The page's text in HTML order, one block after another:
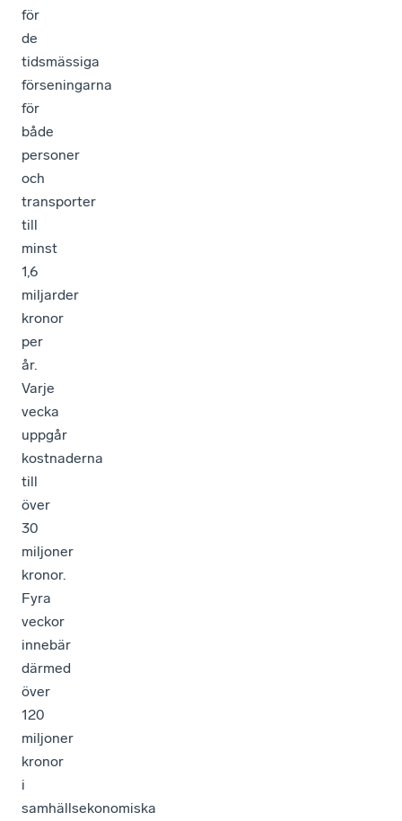
för
de
tidsmässiga
förseningarna
för
både
personer
och
transporter
till
minst
1,6
miljarder
kronor
per
år.
Varje
vecka
uppgår
kostnaderna
till
över
30
miljoner
kronor.
Fyra
veckor
innebär
därmed
över
120
miljoner
kronor
i
samhällsekonomiska